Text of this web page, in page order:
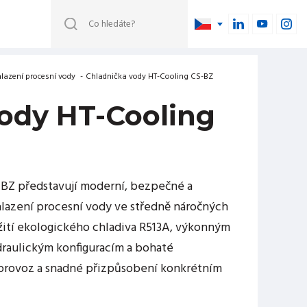
procesní vody - Chladnička vody HT-Cooling CS-BZ
HT-Cooling
představují moderní, bezpečné a
procesní vody ve středně náročných
ekologického chladiva R513A, výkonným
konfiguracím a bohaté
a snadné přizpůsobení konkrétním